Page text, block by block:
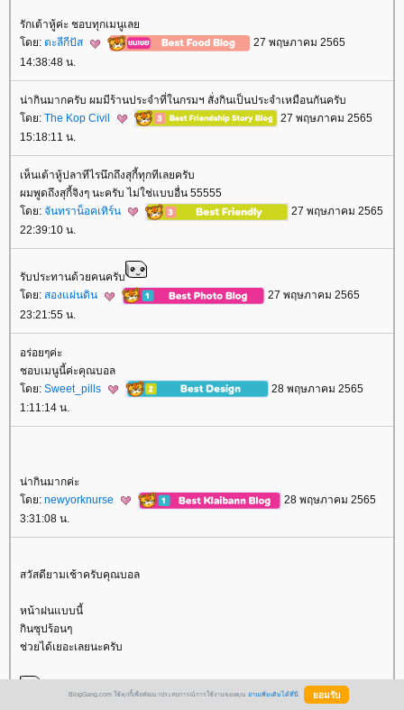
รักเต้าหู้ค่ะ ชอบทุกเมนูเล
ดย: ตะลีกีปัส
27 พฤษภาคม 2565
14:38:48 น.
น่ากินมากครับ ผมมีร้านประจำที่ในกรมฯ สั่งกินเป็นประจำเหมือนกันครับ
ดย: The Kop Civil
27 พฤษภาคม 2565
15:18:11 น.
เห็นเต้าหู้ปลาทีไรนึกถึงสุกี้ทุกทีเลยครับ
ผมพูดถึงสุกี้จิงๆ นะครับ ไม่ใช่แบบอื่น 55555
ดย: จันทราน็อคเทิร์น
27 พฤษภาคม 2565
22:39:10 น.
รับประทานด้วยคนครับ
ดย: สองแผ่นดิน
27 พฤษภาคม 2565
23:21:55 น.
อร่อยๆค่ะ
ชอบเมนูนี้ค่ะคุณบอล
ดย: Sweet_pills
28 พฤษภาคม 2565
1:11:14 น.
น่ากินมากค่ะ
ดย: newyorknurse
28 พฤษภาคม 2565
3:31:08 น.
สวัสดียามเช้าครับคุณบอล
หน้าฝนแบบนี้
กินซุปร้อนๆ
ช่วยได้เยอะเลยนะครับ
BlogGang.com ใช้คุกกี้เพื่อพัฒนาประสบการณ์การใช้งานของคุณ อ่านเพิ่มเติมได้ที่นี่